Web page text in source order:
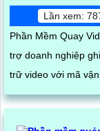
Lần xem:
Phần Mềm Quay
trợ doanh nghiệp
trữ video với mã